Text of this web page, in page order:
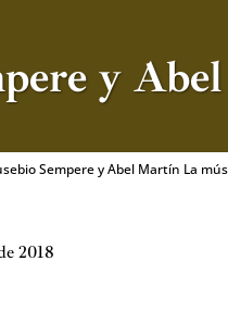
y
Sempere y Abel Martín La
2018